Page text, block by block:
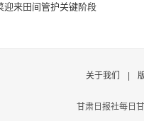
迎来田间管护关键阶段
关于我们
甘肃日报社每日